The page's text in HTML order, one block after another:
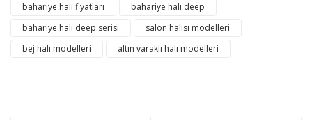
bahariye halı fiyatları
bahariye halı deep
bahariye halı deep serisi
salon halısı modelleri
bej halı modelleri
altın varaklı halı modelleri